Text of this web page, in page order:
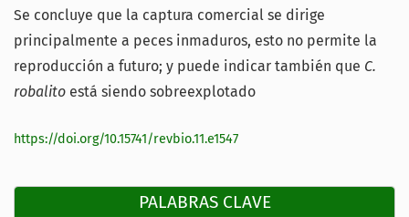
PALABRAS CLAVE
Se concluye que la captura comercial se dirige
principalmente a peces inmaduros, esto no permite la
reproducción a futuro; y puede indicar también que C.
robalito está siendo sobreexplotado
https://doi.org/10.15741/revbio.11.e1547